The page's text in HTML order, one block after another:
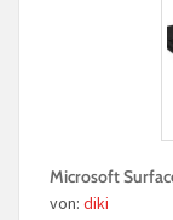
Microsoft
von: diki